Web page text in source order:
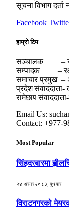
सूचना विभाग
Facebook
हाम्रो टिम
सञ्चालक –
सम्पादक –
समाचार प्रमुख –
प्रदेश
रामेछाप
Email Us:
Contact: +977-
Most Popular
सिंहदरबारमा
२४ असार २०८३, बुधबार
विराटनगरको